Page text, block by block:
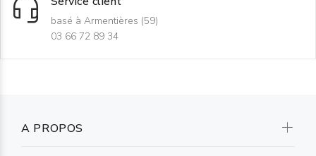
basé à Armentières (59)
03 66 72 89 34
A PROPOS